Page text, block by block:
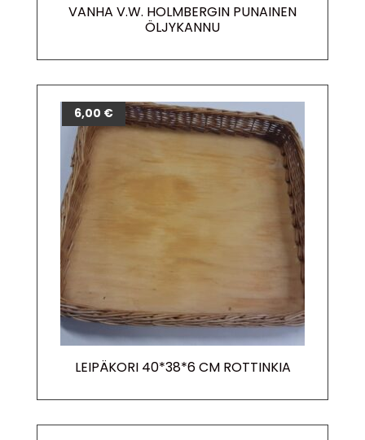
VANHA V.W. HOLMBERGIN PUNAINEN
ÖLJYKANNU
LEIPÄKORI 40*38*6 CM ROTTINKIA
6,00 €